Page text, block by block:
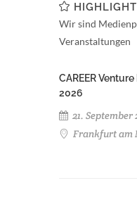
Wir sind
Veranstaltungen
CAREER
2026
21. September
Frankfurt am